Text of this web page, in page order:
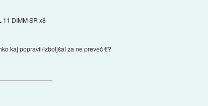
11 DIMM SR x8
kaj popravil/izboljšal za ne preveč €?